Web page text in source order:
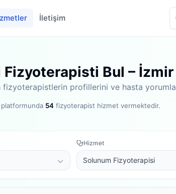
İletişim
Bul – İzmir
profillerini ve hasta
54 fizyoterapist hizmet vermektedir.
Hizmet
Solunum Fizyoterapisi